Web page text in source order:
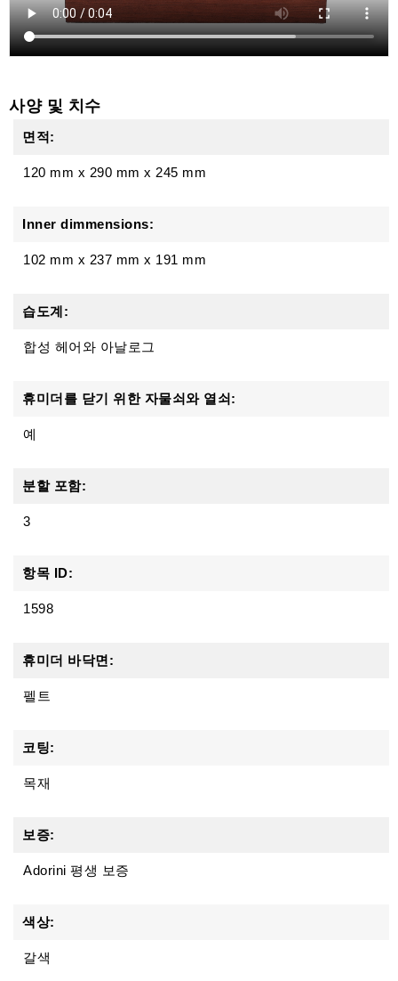
사양 및 치수
면적:
120 mm x 290 mm x 245 mm
Inner dimmensions:
102 mm x 237 mm x 191 mm
습도계:
합성 헤어와 아날로그
휴미더를 닫기 위한 자물쇠와 열쇠:
예
분할 포함:
3
항목 ID:
1598
휴미더 바닥면:
펠트
코팅:
목재
보증:
Adorini 평생 보증
색상:
갈색